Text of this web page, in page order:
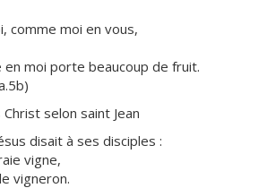
comme moi en vous,
en moi porte beaucoup de fruit.
selon saint Jean
disait à ses disciples :
vigne,
vigneron.